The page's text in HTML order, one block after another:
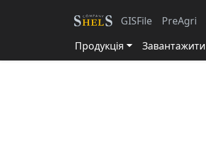
GISFile PreAgri
Продукція Завантажити